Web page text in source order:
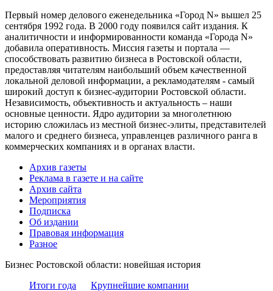
Первый номер делового еженедельника «Город N» вышел 25
сентября 1992 года. В 2000 году появился сайт издания. К
аналитичности и информированности команда «Города N»
добавила оперативность. Миссия газеты и портала —
способствовать развитию бизнеса в Ростовской области,
предоставляя читателям наибольший объем качественной
локальной деловой информации, а рекламодателям - самый
широкий доступ к бизнес-аудитории Ростовской области.
Независимость, объективность и актуальность – наши
основные ценности. Ядро аудитории за многолетнюю
историю сложилась из местной бизнес-элиты, представителей
малого и среднего бизнеса, управленцев различного ранга в
коммерческих компаниях и в органах власти.
Архив газеты
Реклама в газете и на сайте
Архив сайта
Мероприятия
Подписка
Об издании
Правовая информация
Разное
Бизнес Ростовской области: новейшая история
Итоги года
Крупнейшие компании